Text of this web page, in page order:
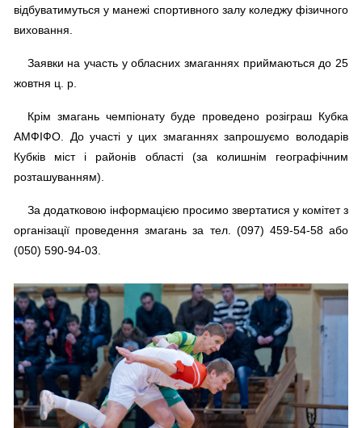
відбуватимуться у манежі спортивного залу коледжу фізичного
виховання.
Заявки на участь у обласних змаганнях приймаються до 25
жовтня ц. р.
Крім змагань чемпіонату буде проведено розіграш Кубка
АМФІФО. До участі у цих змаганнях запрошуємо володарів
Кубків міст і районів області (за колишнім географічним
розташуванням).
За додатковою інформацією просимо звертатися у комітет з
організації проведення змагань за тел. (097) 459-54-58 або
(050) 590-94-03.